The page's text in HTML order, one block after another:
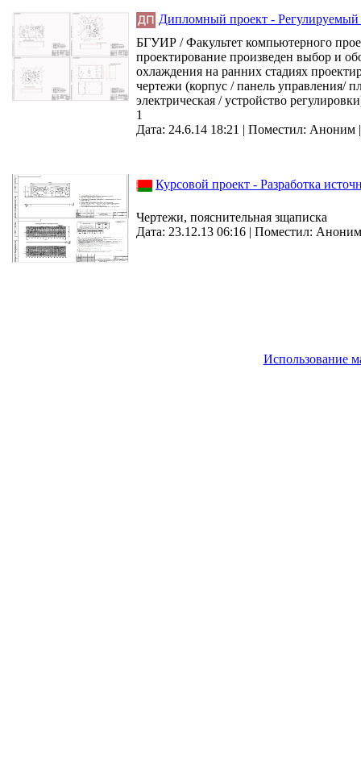
Дипломный проект -
БГУИР / Факультет компьютерного
проектирование произведен выбор и
охлаждения на ранних стадиях
чертежи (корпус / панель управления/
электрическая / устройство
1
Дата: 24.6.14 18:21 | Поместил: Аноним
Курсовой проект - Разработка
Чертежи, пояснительная зщаписка
Дата: 23.12.13 06:16 | Поместил: Аноним
Использование